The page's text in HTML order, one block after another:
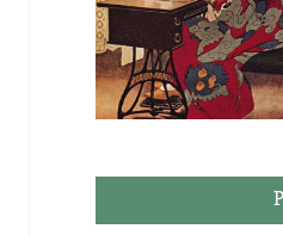
Reforma do sofá, agora é
em patchwork!